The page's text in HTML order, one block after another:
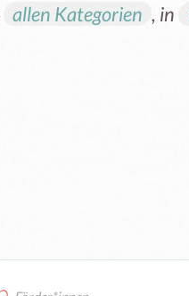
allen Kategorien , in